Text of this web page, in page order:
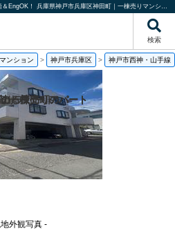
神戸市兵庫区神田町！融資相談受付中！中国語＆EngOK！ 兵庫県神戸市兵庫区神田町｜一棟売りマンション｜投資物件や収益物件｜株式会社リタ不動産
検索
ンション > 神戸市兵庫区 > 神戸市西神・山手線
外観写真 -
一棟売りアパート
る辰巳町の
一棟売りアパート
りアパート